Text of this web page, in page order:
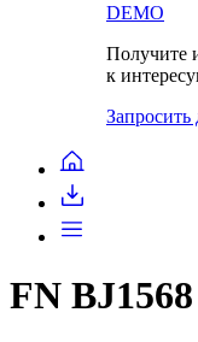
DEMO
Получите
к
Запросить
FN BJ1568